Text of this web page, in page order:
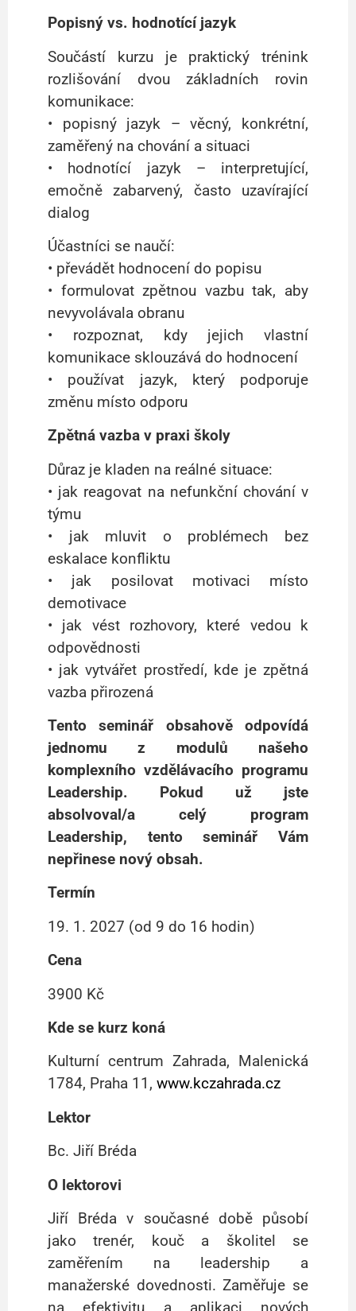
Popisný vs. hodnotící jazyk
Součástí kurzu je praktický trénink
rozlišování dvou základních rovin
komunikace:
• popisný jazyk – věcný, konkrétní,
zaměřený na chování a situaci
• hodnotící jazyk – interpretující,
emočně zabarvený, často uzavírající
dialog
Účastníci se naučí:
• převádět hodnocení do popisu
• formulovat zpětnou vazbu tak, aby
nevyvolávala obranu
• rozpoznat, kdy jejich vlastní
komunikace sklouzává do hodnocení
• používat jazyk, který podporuje
změnu místo odporu
Zpětná vazba v praxi školy
Důraz je kladen na reálné situace:
• jak reagovat na nefunkční chování v
týmu
• jak mluvit o problémech bez
eskalace konfliktu
• jak posilovat motivaci místo
demotivace
• jak vést rozhovory, které vedou k
odpovědnosti
• jak vytvářet prostředí, kde je zpětná
vazba přirozená
Tento seminář obsahově odpovídá
jednomu z modulů našeho
komplexního vzdělávacího programu
Leadership. Pokud už jste
absolvoval/a celý program
Leadership, tento seminář Vám
nepřinese nový obsah.
Termín
19. 1. 2027 (od 9 do 16 hodin)
Cena
3900 Kč
Kde se kurz koná
Kulturní centrum Zahrada, Malenická
1784, Praha 11, www.kczahrada.cz
Lektor
Bc. Jiří Bréda
O lektorovi
Jiří Bréda v současné době působí
jako trenér, kouč a školitel se
zaměřením na leadership a
manažerské dovednosti. Zaměřuje se